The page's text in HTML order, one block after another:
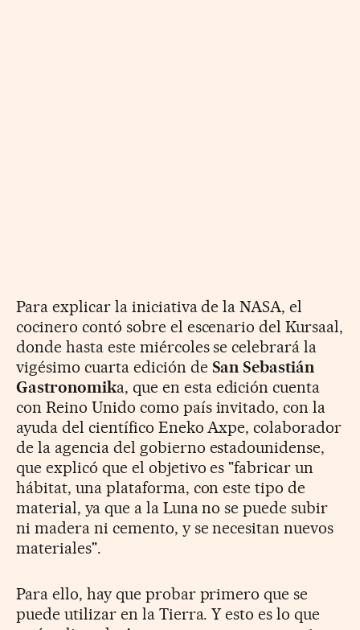
Para explicar la iniciativa de la NASA, el
cocinero contó sobre el escenario del Kursaal,
donde hasta este miércoles se celebrará la
vigésimo cuarta edición de San Sebastián
Gastronomika, que en esta edición cuenta
con Reino Unido como país invitado,con la
ayuda del científico Eneko Axpe, colaborador
de la agencia del gobierno estadounidense,
que explicó que el objetivo es "fabricar un
hábitat, una plataforma, con este tipo de
material, ya que a la Luna no se puede subir
ni madera ni cemento, y se necesitan nuevos
materiales".
Para ello, hay que probar primero que se
puede utilizar en la Tierra. Y esto es lo que